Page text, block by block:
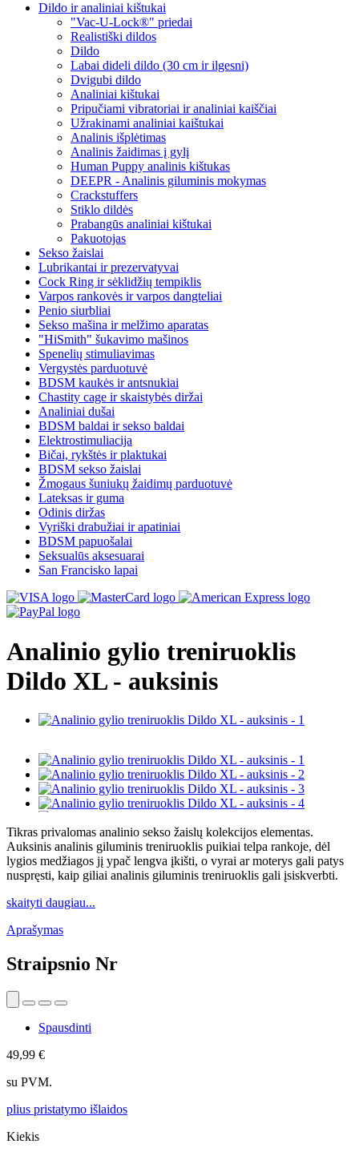
Dildo ir analiniai kištukai
"Vac-U-Lock®" priedai
Realistiški dildos
Dildo
Labai dideli dildo (30 cm ir ilgesni)
Dvigubi dildo
Analiniai kištukai
Pripučiami vibratoriai ir analiniai kaiščiai
Užrakinami analiniai kaištukai
Analinis išplėtimas
Analinis žaidimas į gylį
Human Puppy analinis kištukas
DEEPR - Analinis giluminis mokymas
Crackstuffers
Stiklo dildės
Prabangūs analiniai kištukai
Pakuotojas
Sekso žaislai
Lubrikantai ir prezervatyvai
Cock Ring ir sėklidžių tempiklis
Varpos rankovės ir varpos dangteliai
Penio siurbliai
Sekso mašina ir melžimo aparatas
"HiSmith" šukavimo mašinos
Spenelių stimuliavimas
Vergystės parduotuvė
BDSM kaukės ir antsnukiai
Chastity cage ir skaistybės diržai
Analiniai dušai
BDSM baldai ir sekso baldai
Elektrostimuliacija
Bičai, rykštės ir plaktukai
BDSM sekso žaislai
Žmogaus šuniukų žaidimų parduotuvė
Lateksas ir guma
Odinis diržas
Vyriški drabužiai ir apatiniai
BDSM papuošalai
Seksualūs aksesuarai
San Francisko lapai
Analinio gylio treniruoklis
Dildo XL - auksinis
Tikras privalomas analinio sekso žaislų kolekcijos elementas.
Auksinis analinis giluminis treniruoklis puikiai telpa rankoje, dėl
lygios medžiagos jį ypač lengva įkišti, o vyrai ar moterys gali patys
nuspręsti, kaip giliai analinis giluminis treniruoklis gali įsiskverbti.
skaityti daugiau...
Aprašymas
Straipsnio Nr
Spausdinti
49,99 €
su PVM.
plius pristatymo išlaidos
Kiekis